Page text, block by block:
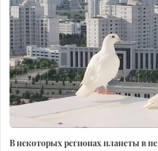
В некоторых регионах планеты в